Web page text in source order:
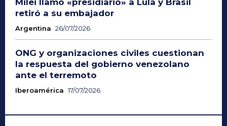
retiró a su embajador
Argentina 26/07/2026
ONG y organizaciones civiles cuestionan
la respuesta del gobierno venezolano
ante el terremoto
Iberoamérica 17/07/2026